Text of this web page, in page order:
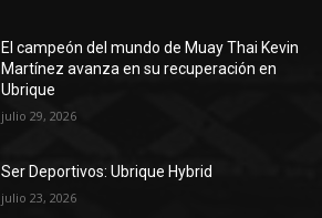
El campeón del mundo de Muay Thai Kevin
Martínez avanza en su recuperación en
Ubrique
julio 29, 2026
Ser Deportivos: Ubrique Hybrid
julio 23, 2026